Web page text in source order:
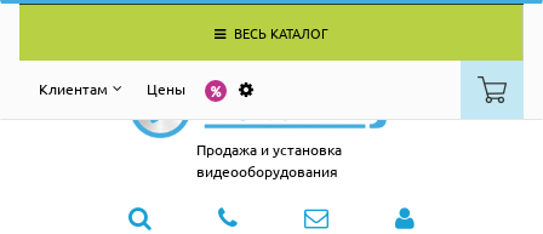
ВЕСЬ КАТАЛОГ
Клиентам Цены
Продажа и установка
видеооборудования